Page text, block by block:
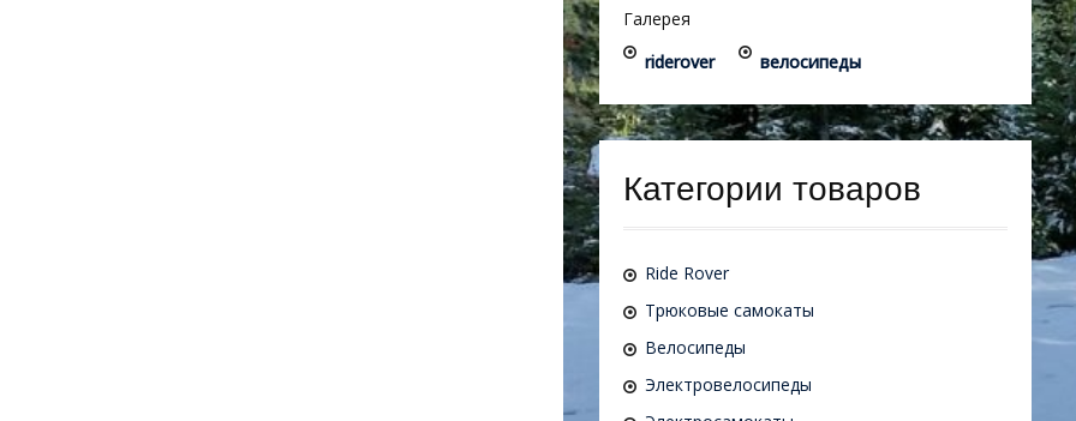
Галерея
riderover
велосипеды
Категории товаров
Ride Rover
Трюковые самокаты
Велосипеды
Электровелосипеды